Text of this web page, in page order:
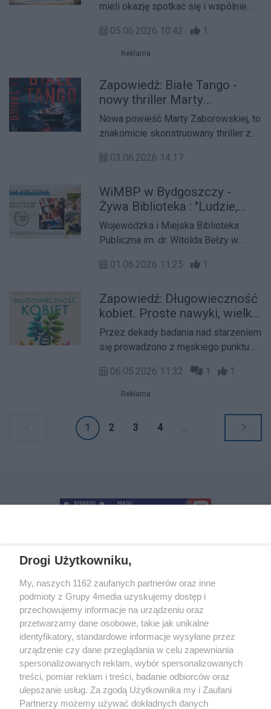
mieli okazję spotkać się i wspólnie
czyli fascynujące historie.
05.06.2026 10:42 1
Reklama
Zapowiedź: Białe Tango -
nowy thriller Marty
Zaborowskiej
Nowa powieść Marty Zaborowskiej, to
znakomicie skonstruowany thriller z
którym odcięta od lądu grupa ludzi
morderca. „Białe Tango” to historia, w
której wakacyjna beztroska ustępuje
miejsca narastającej paranoi, a każdy
kolejny dzień rejsu odsłania nowe
lipca!
03.06.2026 14:17
WiMBP w Bydgoszczy -
Żywa Biblioteka : "Ludzie,
którzy dali dzieciom
skrzydła". Spotkanie z Pieczą
Wojewódzka i Miejska Biblioteka
Publiczna im. dr. Witolda Bełzy w
Ośrodkiem Pomocy Społecznej
Żywa Biblioteka – „Ludzie, którzy dali
dzieciom skrzydła”. Spotkanie z
Pieczą Zastępczą.
01.06.2026 11:25 1
Zapowiedź: Długowieczność
kobiet. Proste nawyki, wielkie
efekty. Łukasz Sobkowiak
Przez dekady badania nad starzeniem
się prowadzono z męskiego punktu
traktowane jako biologiczny wariant,
wyjątek od reguły, źródło zmiennych,
krzywdzącego uproszczenia.
molekularnej, a jednocześnie
06.05.2026 11:32 1 1
Reklama
1 2 3 4
+48 52 5812666
O nas Reklama Regulamin
Kontakt
Wydarzenia
Ogłoszenia Katalog firm
Zapisz się do newslettera
Dołącz do grona ludzi najlepiej poinformowanych!
Drogi Użytkowniku,
My, naszych 1162 zaufanych partnerów oraz inne
podmioty z Grupy 4media uzyskujemy dostęp i
przechowujemy informacje na urządzeniu oraz
przetwarzamy dane osobowe, takie jak unikalne
identyfikatory, standardowe informacje wysyłane przez
urządzenie czy dane przeglądania w celu zapewniania
spersonalizowanych reklam, wybór spersonalizowanych
treści, pomiar reklam i treści, badanie odbiorców oraz
ulepszanie usług. Za zgodą Użytkownika my i Zaufani
Partnerzy możemy używać dokładnych danych